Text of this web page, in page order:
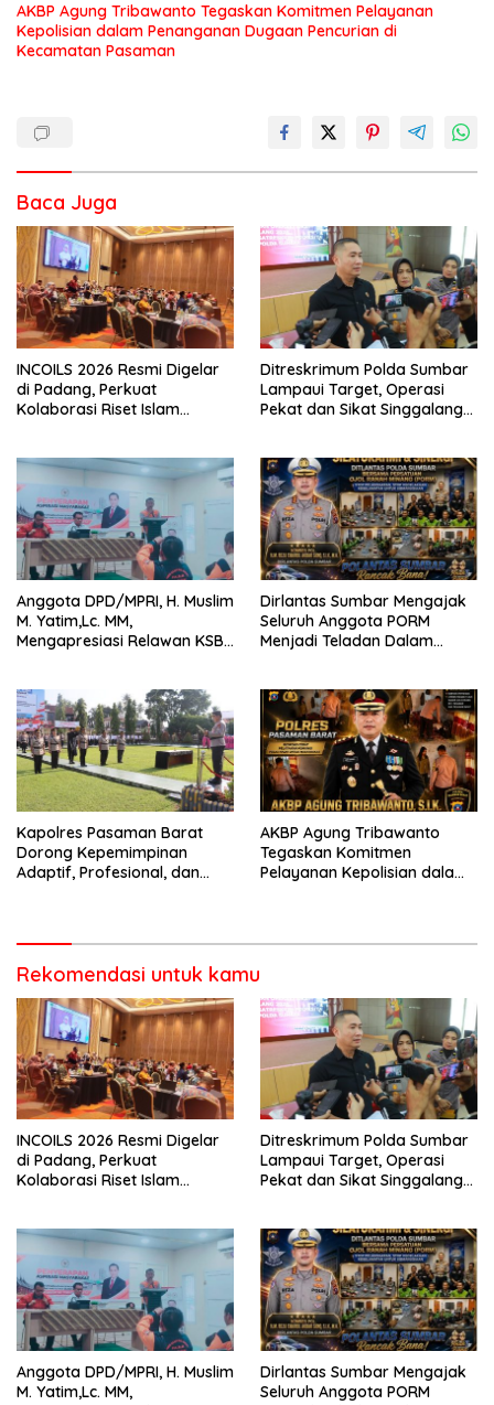
AKBP Agung Tribawanto Tegaskan Komitmen Pelayanan
Kepolisian dalam Penanganan Dugaan Pencurian di
Kecamatan Pasaman
Baca Juga
INCOILS 2026 Resmi Digelar
di Padang, Perkuat
Kolaborasi Riset Islam
Ditreskrimum Polda Sumbar
Lampaui Target, Operasi
Pekat dan Sikat Singgalang
Anggota DPD/MPRI, H. Muslim
M. Yatim,Lc. MM,
Mengapresiasi Relawan KSB
Bencana
Dirlantas Sumbar Mengajak
Seluruh Anggota PORM
Menjadi Teladan Dalam
Perlengkapan Keselamatan
Berkendara
Kapolres Pasaman Barat
Dorong Kepemimpinan
Adaptif, Profesional, dan
AKBP Agung Tribawanto
Tegaskan Komitmen
Pelayanan Kepolisian dalam
Rekomendasi untuk kamu
INCOILS 2026 Resmi Digelar
di Padang, Perkuat
Kolaborasi Riset Islam
Ditreskrimum Polda Sumbar
Lampaui Target, Operasi
Pekat dan Sikat Singgalang
Anggota DPD/MPRI, H. Muslim
M. Yatim,Lc. MM,
Dirlantas Sumbar Mengajak
Seluruh Anggota PORM